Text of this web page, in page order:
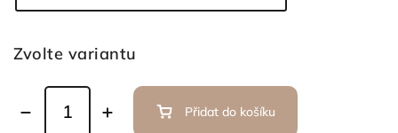
Zvolte variantu
Přidat do košíku